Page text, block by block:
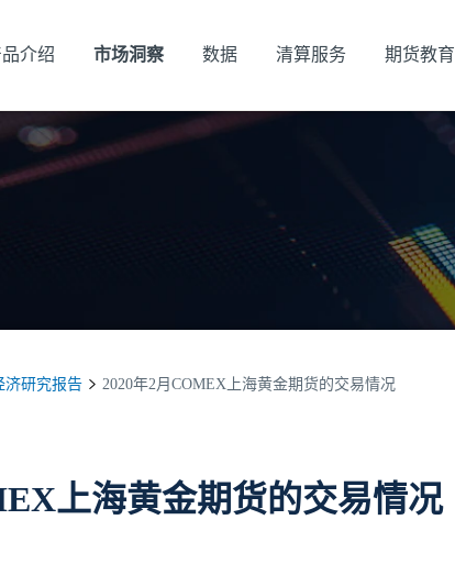
介绍 市场洞察 数据 清算服务 期货教育
济研究报告 2020年2月COMEX上海黄金期货的交易情况
上海黄金期货的交易情况